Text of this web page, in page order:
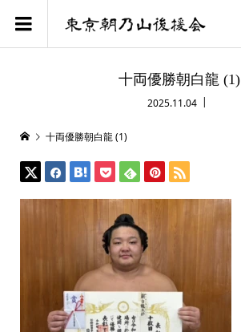
十両優勝朝白龍 (1)
2025.11.04
十両優勝朝白龍 (1)